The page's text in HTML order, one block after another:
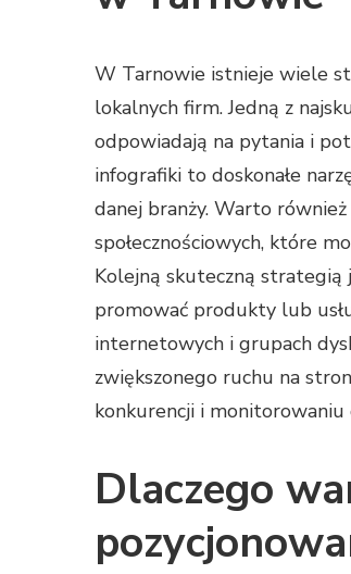
W Tarnowie istnieje wiele
lokalnych firm. Jedną z
odpowiadają na pytania i
infografiki to doskonałe
danej branży. Warto
społecznościowych, które
Kolejną skuteczną
promować produkty lub
internetowych i grupach
zwiększonego ruchu na
konkurencji i monitorowaniu
Dlaczego